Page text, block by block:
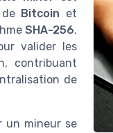
Bitcoin et
SHA-256.
valider les
contribuant
de
un mineur se